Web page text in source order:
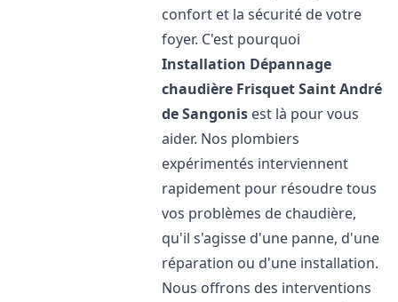
confort et la sécurité de votre
foyer. C'est pourquoi
Installation Dépannage
chaudière FrisquetSaint André
de Sangonis est là pour vous
aider. Nos plombiers
expérimentés interviennent
rapidement pour résoudre tous
vos problèmes de chaudière,
qu'il s'agisse d'une panne, d'une
réparation ou d'une installation.
Nous offrons des interventions